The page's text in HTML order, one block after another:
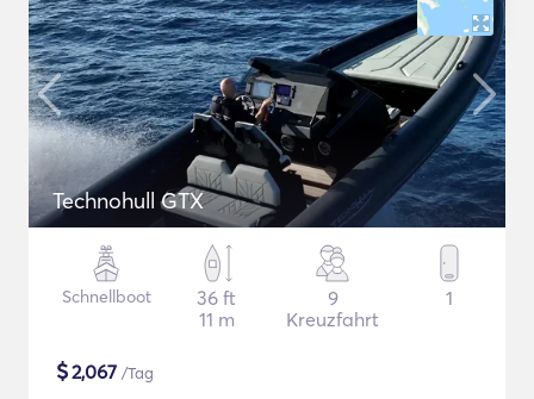
Technohull GTX
Schnellboot
36 ft
11 m
9
Kreuzfahrt
1
$2,067 /Tag